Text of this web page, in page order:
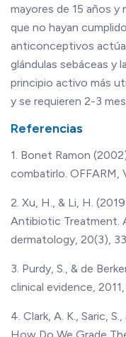
mayores de 15 años y
que no hayan
anticonceptivos
glándulas sebáceas y
principio activo más
y se requieren 2-3
Referencias
1. Bonet Ramon
combatirlo. OFFARM,
2. Xu, H., & Li, H.
Antibiotic Treatment.
dermatology, 20(3),
3. Purdy, S., & de
clinical evidence, 2011,
4. Clark, A. K., Saric,